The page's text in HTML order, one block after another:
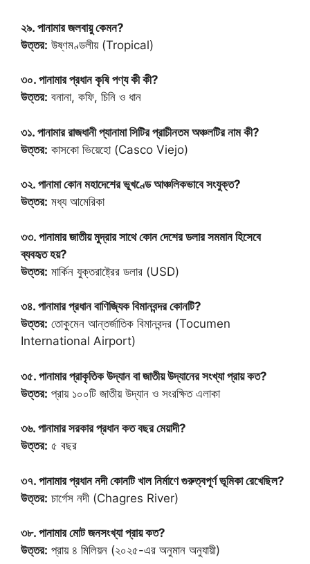
২৯. পানামার জলবায়ু কেমন?
উত্তর: উষ্ণমণ্ডলীয় (Tropical)
৩০. পানামার প্রধান কৃষি পণ্য কী কী?
উত্তর: বনানা, কফি, চিনি ও ধান
৩১. পানামার রাজধানী প্যানামা সিটির প্রাচীনতম অঞ্চলটির নাম কী?
উত্তর: কাসকো ভিয়েহো (Casco Viejo)
৩২. পানামা কোন মহাদেশের ভূখণ্ডে আঞ্চলিকভাবে সংযুক্ত?
উত্তর: মধ্য আমেরিকা
৩৩. পানামার জাতীয় মুদ্রার সাথে কোন দেশের ডলার সমমান হিসেবে
ব্যবহৃত হয়?
উত্তর: মার্কিন যুক্তরাষ্ট্রের ডলার (USD)
৩৪. পানামার প্রধান বাণিজ্যিক বিমানবন্দর কোনটি?
উত্তর: তোকুমেন আন্তর্জাতিক বিমানবন্দর (Tocumen
International Airport)
৩৫. পানামার প্রাকৃতিক উদ্যান বা জাতীয় উদ্যানের সংখ্যা প্রায় কত?
উত্তর: প্রায় ১০০টি জাতীয় উদ্যান ও সংরক্ষিত এলাকা
৩৬. পানামার সরকার প্রধান কত বছর মেয়াদী?
উত্তর: ৫ বছর
৩৭. পানামার প্রধান নদী কোনটি খাল নির্মাণে গুরুত্বপূর্ণ ভূমিকা রেখেছিল?
উত্তর: চার্গেস নদী (Chagres River)
৩৮. পানামার মোট জনসংখ্যা প্রায় কত?
উত্তর: প্রায় ৪ মিলিয়ন (২০২৫-এর অনুমান অনুযায়ী)